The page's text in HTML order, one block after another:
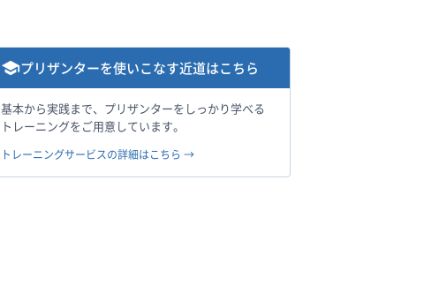
schoolプリザンターを使いこなす近道はこちら
基本から実践まで、プリザンターをしっかり学べる
トレーニングをご用意しています。
トレーニングサービスの詳細はこちら →